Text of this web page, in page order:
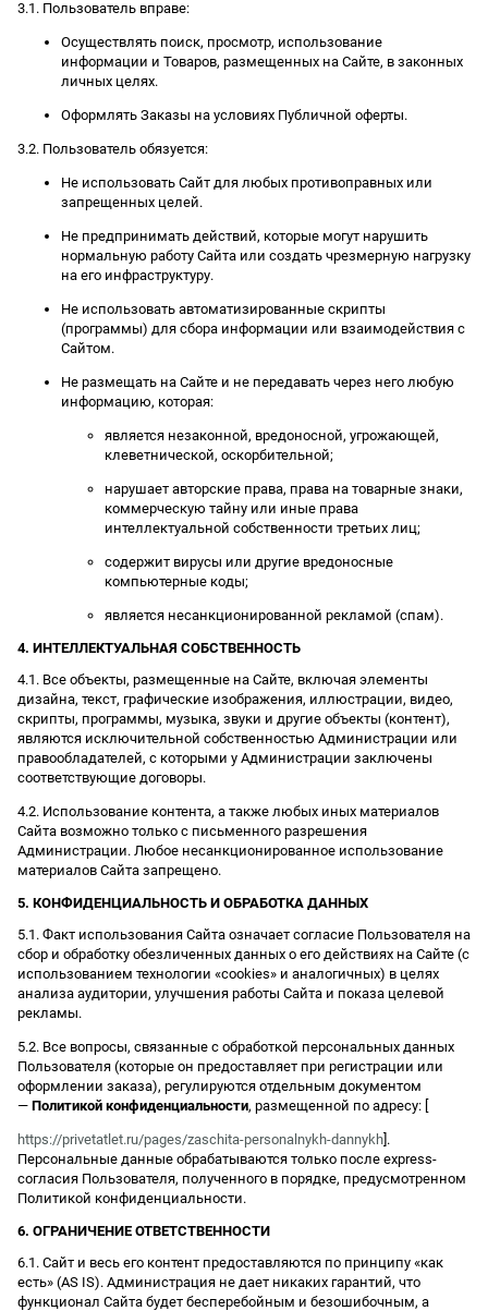
3.1. Пользователь вправе:
Осуществлять поиск, просмотр, использование
информации и Товаров, размещенных на Сайте, в законных
личных целях.
Оформлять Заказы на условиях Публичной оферты.
3.2. Пользователь обязуется:
Не использовать Сайт для любых противоправных или
запрещенных целей.
Не предпринимать действий, которые могут нарушить
нормальную работу Сайта или создать чрезмерную нагрузку
на его инфраструктуру.
Не использовать автоматизированные скрипты
(программы) для сбора информации или взаимодействия с
Сайтом.
Не размещать на Сайте и не передавать через него любую
информацию, которая:
является незаконной, вредоносной, угрожающей,
клеветнической, оскорбительной;
нарушает авторские права, права на товарные знаки,
коммерческую тайну или иные права
интеллектуальной собственности третьих лиц;
содержит вирусы или другие вредоносные
компьютерные коды;
является несанкционированной рекламой (спам).
4. ИНТЕЛЛЕКТУАЛЬНАЯ СОБСТВЕННОСТЬ
4.1. Все объекты, размещенные на Сайте, включая элементы
дизайна, текст, графические изображения, иллюстрации, видео,
скрипты, программы, музыка, звуки и другие объекты (контент),
являются исключительной собственностью Администрации или
правообладателей, с которыми у Администрации заключены
соответствующие договоры.
4.2. Использование контента, а также любых иных материалов
Сайта возможно только с письменного разрешения
Администрации. Любое несанкционированное использование
материалов Сайта запрещено.
5. КОНФИДЕНЦИАЛЬНОСТЬ И ОБРАБОТКА ДАННЫХ
5.1. Факт использования Сайта означает согласие Пользователя на
сбор и обработку обезличенных данных о его действиях на Сайте (с
использованием технологии «cookies» и аналогичных) в целях
анализа аудитории, улучшения работы Сайта и показа целевой
рекламы.
5.2. Все вопросы, связанные с обработкой персональных данных
Пользователя (которые он предоставляет при регистрации или
оформлении заказа), регулируются отдельным документом
— Политикой конфиденциальности, размещенной по адресу: [
https://privetatlet.ru/pages/zaschita-personalnykh-dannykh ].
Персональные данные обрабатываются только после express-
согласия Пользователя, полученного в порядке, предусмотренном
Политикой конфиденциальности.
6. ОГРАНИЧЕНИЕ ОТВЕТСТВЕННОСТИ
6.1. Сайт и весь его контент предоставляются по принципу «как
есть» (AS IS). Администрация не дает никаких гарантий, что
функционал Сайта будет бесперебойным и безошибочным, а